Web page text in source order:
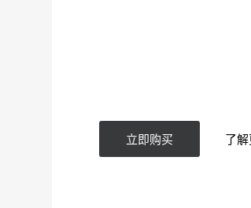
立即购买 了